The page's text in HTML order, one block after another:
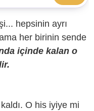
hepsinin ayrı
her birinin sende
içinde kalan o
O his iyiye mi